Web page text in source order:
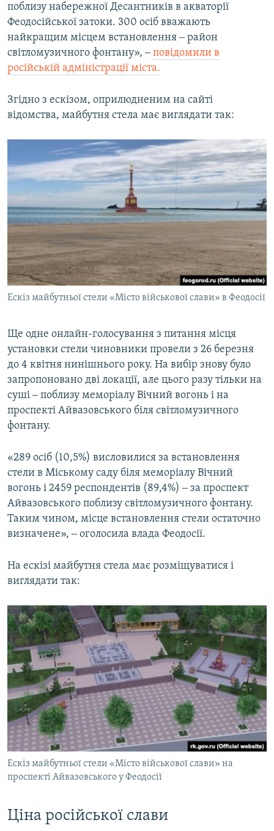
поблизу набережної Десантників в акваторії
Феодосійської затоки. 300 осіб вважають
найкращим місцем встановлення ‒ район
світломузичного фонтану», ‒повідомили в
російській адміністрації міста.
Згідно з ескізом, оприлюдненим на сайті
відомства, майбутня стела має виглядати так:
Ескіз майбутньої стели «Місто військової слави» в Феодосії
Ще одне онлайн-голосування з питання місця
установки стели чиновники провели з 26 березня
до 4 квітня нинішнього року. На вибір знову було
запропоновано дві локації, але цього разу тільки на
суші ‒ поблизу меморіалу Вічний вогонь і на
проспекті Айвазовського біля світломузичного
фонтану.
«289 осіб (10,5%) висловилися за встановлення
стели в Міському саду біля меморіалу Вічний
вогонь і 2459 респондентів (89,4%) ‒ за проспект
Айвазовського поблизу світломузичного фонтану.
Таким чином, місце встановлення стели остаточно
визначене», ‒ оголосила влада Феодосії.
На ескізі майбутня стела має розміщуватися і
виглядати так:
Ескіз майбутньої стели «Місто військової слави» на
проспекті Айвазовського у Феодосії
Ціна російської слави